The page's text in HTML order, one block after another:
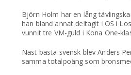
Björn Holm har en lång
han bland annat deltagit i OS i
vunnit tre VM-guld i Kona One-
Näst bästa svensk blev Anders
samma totalpoäng som